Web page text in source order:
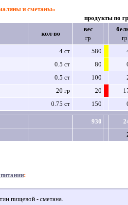
и сметаны»
продукты по
кол-во
вес
гр
гр
4 ст 580
0.5 ст 80
0.5 ст 100
20 гр 20
0.75 ст 150
930
:
пищевой - сметана.